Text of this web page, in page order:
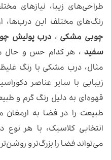
طراحی‌های زیبا، نیازهای
رنگ‌های مختلف این درب‌ها،
چوبی مشکی ، درب پولیش
سفید ، هر کدام حس و حال
مثال، درب مشکی با رنگ
زیبایی با سایر عناصر
قهوه‌ای به دلیل رنگ گرم و
طبیعت را در فضا به ارمغان
انتخابی کلاسیک، با هر
می‌تواند فضا را بزرگ‌تر و